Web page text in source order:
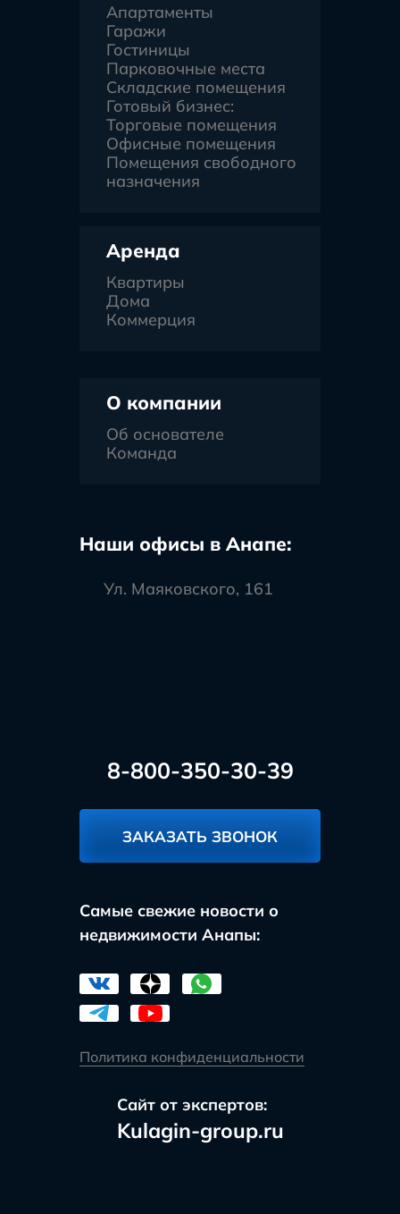
Апартаменты
Гаражи
Гостиницы
Парковочные места
Складские помещения
Готовый бизнес:
Торговые помещения
Офисные помещения
Помещения свободного
назначения
Аренда
Квартиры
Дома
Коммерция
О компании
Об основателе
Команда
Наши офисы в Анапе:
Ул. Маяковского, 161
8-800-350-30-39
ЗАКАЗАТЬ ЗВОНОК
Самые свежие новости о
недвижимости Анапы:
Политика конфиденциальности
Сайт от экспертов:
Kulagin-group.ru